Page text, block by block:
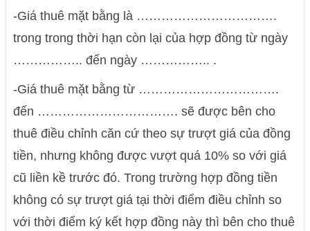
-Giá thuê mặt bằng là …………………………….
trong trong thời hạn còn lại của hợp đồng từ ngày
…………….. đến ngày …………….. .
-Giá thuê mặt bằng từ …………………………….
đến ……………………………. sẽ được bên cho
thuê điều chỉnh căn cứ theo sự trượt giá của đồng
tiền, nhưng không được vượt quá 10% so với giá
cũ liền kề trước đó. Trong trường hợp đồng tiền
không có sự trượt giá tại thời điểm điều chỉnh so
với thời điểm ký kết hợp đồng này thì bên cho thuê